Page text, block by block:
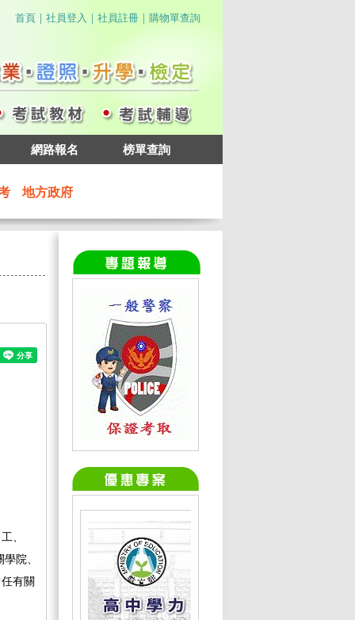
首頁 ｜ 社員登入 ｜ 社員註冊 ｜ 購物單查詢
網路報名 榜單查詢
地方政府
、
院、
有關